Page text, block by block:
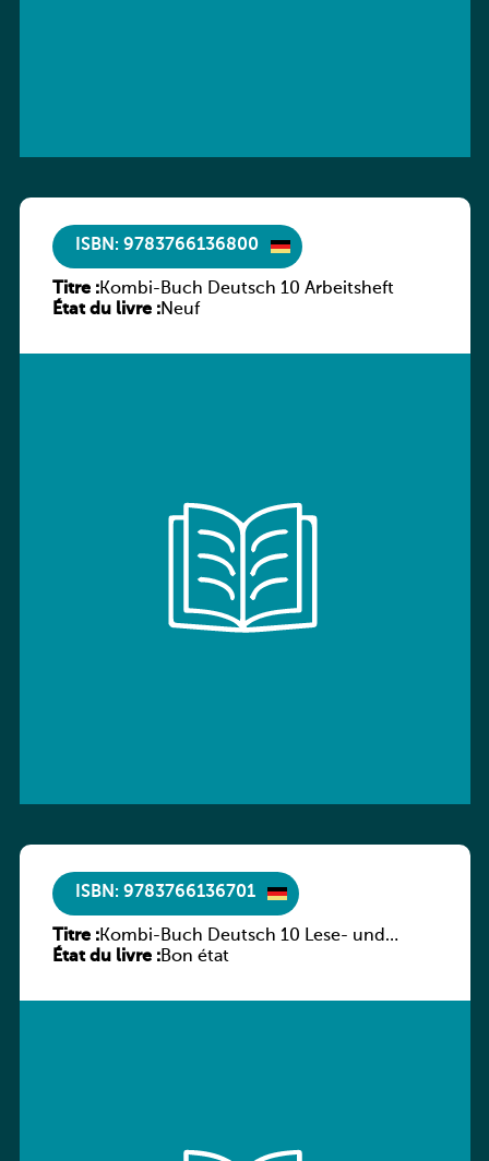
ISBN: 9783766136800
Titre :Kombi-Buch Deutsch 10 Arbeitsheft
État du livre :Neuf
ISBN: 9783766136701
Titre :Kombi-Buch Deutsch 10 Lese- und
Sprachbuch
État du livre :Bon état